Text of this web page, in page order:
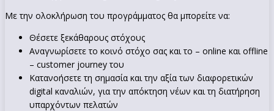
Με την ολοκλήρωση του προγράμματος θα μπορείτε να:
Θέσετε ξεκάθαρους στόχους
Αναγνωρίσετε το κοινό στόχο σας και το – online και offline
– customer journey του
Κατανοήσετε τη σημασία και την αξία των διαφορετικών
digital καναλιών, για την απόκτηση νέων και τη διατήρηση
υπαρχόντων πελατών